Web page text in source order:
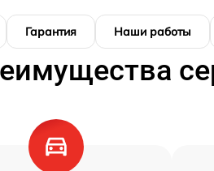
Гарантия Наши работы